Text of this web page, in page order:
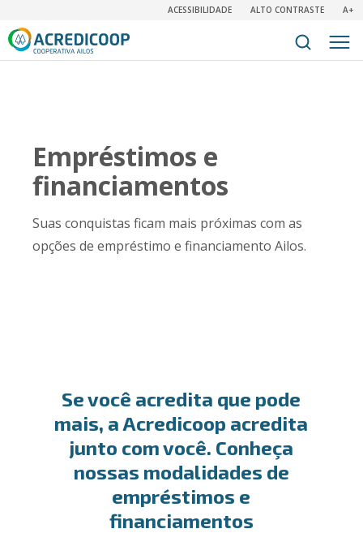
ACESSIBILIDADE ALTO CONTRASTE A+
Empréstimos e
financiamentos
Suas conquistas ficam mais próximas com as
opções de empréstimo e financiamento Ailos.
Se você acredita que pode
mais, a Acredicoop acredita
junto com você. Conheça
nossas modalidades de
empréstimos e
financiamentos